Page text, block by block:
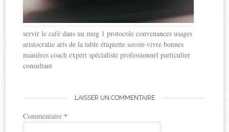
servir le café dans un mug 1 protocole convenances usages
aristocratie arts de la table étiquette savoir-vivre bonnes
manières coach expert spécialiste professionnel particulier
consultant
LAISSER UN COMMENTAIRE
Commentaire *